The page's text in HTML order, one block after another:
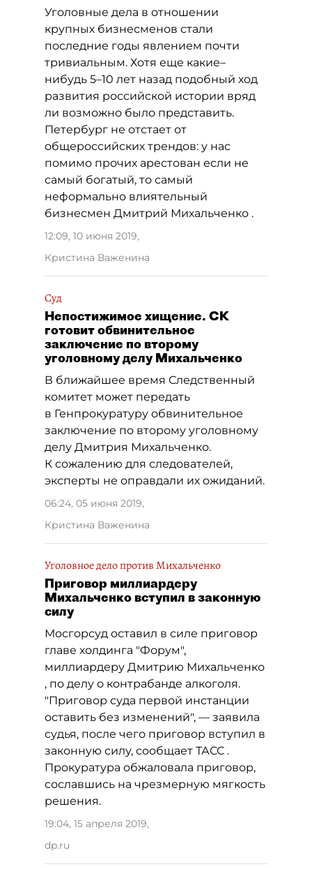
Уголовные дела в отношении
крупных бизнесменов стали
последние годы явлением почти
тривиальным. Хотя еще какие–
нибудь 5–10 лет назад подобный ход
развития российской истории вряд
ли возможно было представить.
Петербург не отстает от
общероссийских трендов: у нас
помимо прочих арестован если не
самый богатый, то самый
неформально влиятельный
бизнесмен Дмитрий Михальченко .
12:09, 10 июня 2019,
Кристина Важенина
Суд
Непостижимое хищение. СК
готовит обвинительное
заключение по второму
уголовному делу Михальченко
В ближайшее время Следственный
комитет может передать
в Генпрокуратуру обвинительное
заключение по второму уголовному
делу Дмитрия Михальченко.
К сожалению для следователей,
эксперты не оправдали их ожиданий.
06:24, 05 июня 2019,
Кристина Важенина
Уголовное дело против Михальченко
Приговор миллиардеру
Михальченко вступил в законную
силу
Мосгорсуд оставил в силе приговор
главе холдинга "Форум",
миллиардеру Дмитрию Михальченко
, по делу о контрабанде алкоголя.
"Приговор суда первой инстанции
оставить без изменений", — заявила
судья, после чего приговор вступил в
законную силу, сообщает ТАСС .
Прокуратура обжаловала приговор,
сославшись на чрезмерную мягкость
решения.
19:04, 15 апреля 2019,
dp.ru